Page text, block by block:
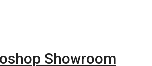
Showroom